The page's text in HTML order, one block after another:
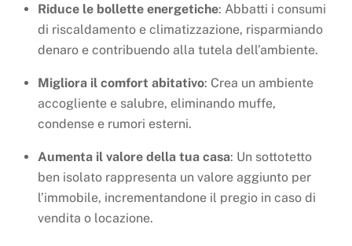
Riduce le bollette energetiche: Abbatti i consumi
di riscaldamento e climatizzazione, risparmiando
denaro e contribuendo alla tutela dell’ambiente.
Migliora il comfort abitativo: Crea un ambiente
accogliente e salubre, eliminando muffe,
condense e rumori esterni.
Aumenta il valore della tua casa: Un sottotetto
ben isolato rappresenta un valore aggiunto per
l’immobile, incrementandone il pregio in caso di
vendita o locazione.